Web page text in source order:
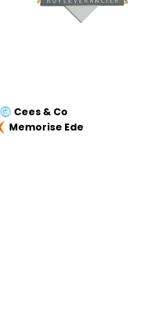
Cees & Co
Memorise Ede